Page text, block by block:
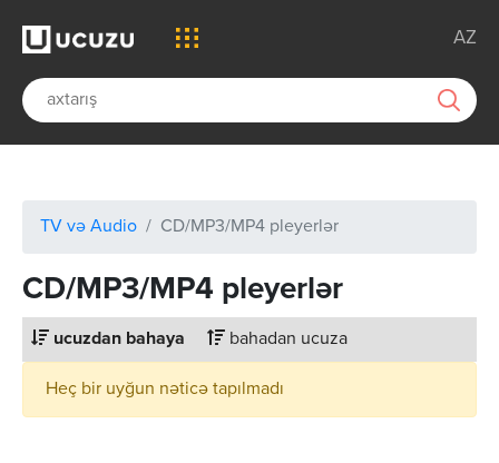
AZ
TV və Audio CD/MP3/MP4 pleyerlər
CD/MP3/MP4 pleyerlər
ucuzdan bahaya bahadan ucuza
Heç bir uyğun nəticə tapılmadı